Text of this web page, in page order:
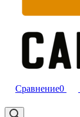
Сравнение0